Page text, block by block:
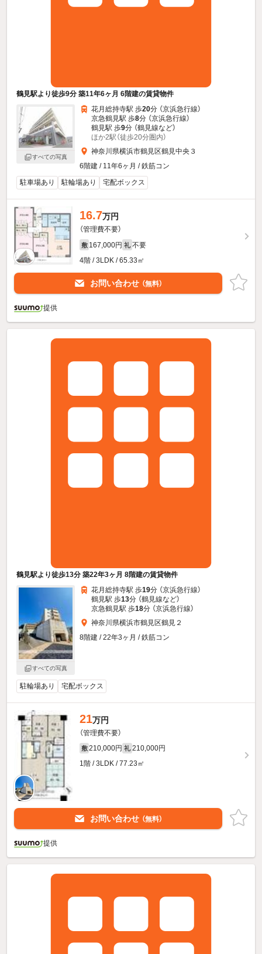
鶴見駅より徒歩9分 築11年6ヶ月 6階建の賃貸物件
すべての写真
花月総持寺駅 歩20分 （京浜急行線）
京急鶴見駅 歩8分 （京浜急行線）
鶴見駅 歩9分 （鶴見線など）
ほか2駅（徒歩20分圏内）
神奈川県横浜市鶴見区鶴見中央３
6階建 / 11年6ヶ月 / 鉄筋コン
駐車場あり
駐輪場あり 宅配ボックス
16.7万円
（管理費不要）
敷 167,000円 礼 不要
4階 / 3LDK / 65.33㎡
お問い合わせ （無料）
提供
鶴見駅より徒歩13分 築22年3ヶ月 8階建の賃貸物件
すべての写真
花月総持寺駅 歩19分 （京浜急行線）
鶴見駅 歩13分 （鶴見線など）
京急鶴見駅 歩18分 （京浜急行線）
神奈川県横浜市鶴見区鶴見２
8階建 / 22年3ヶ月 / 鉄筋コン
駐輪場あり 宅配ボックス
21万円
（管理費不要）
敷 210,000円 礼 210,000円
1階 / 3LDK / 77.23㎡
お問い合わせ （無料）
提供